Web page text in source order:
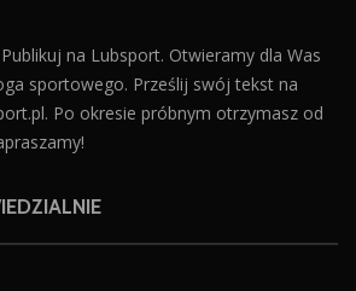
na Lubsport. Otwieramy dla Was
sportowego. Prześlij swój tekst na
. Po okresie próbnym otrzymasz od